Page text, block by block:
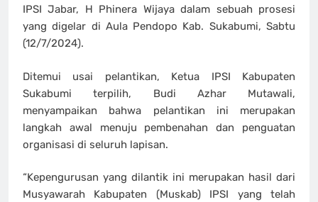
IPSI Jabar, H Phinera Wijaya dalam sebuah prosesi
yang digelar di Aula Pendopo Kab. Sukabumi, Sabtu
(12/7/2024).
Ditemui usai pelantikan, Ketua IPSI Kabupaten
Sukabumi terpilih, Budi Azhar Mutawali,
menyampaikan bahwa pelantikan ini merupakan
langkah awal menuju pembenahan dan penguatan
organisasi di seluruh lapisan.
“Kepengurusan yang dilantik ini merupakan hasil dari
Musyawarah Kabupaten (Muskab) IPSI yang telah